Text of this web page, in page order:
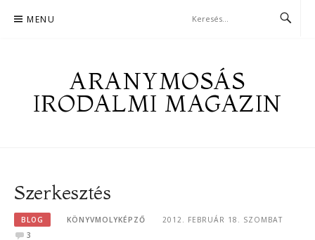
MENU
ARANYMOSÁS
IRODALMI MAGAZIN
Szerkesztés
BLOG KÖNYVMOLYKÉPZŐ
2012. FEBRUÁR 18. SZOMBAT
3